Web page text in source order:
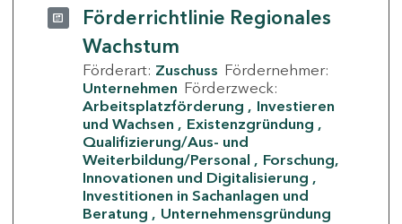
Förderrichtlinie Regionales
Wachstum
Förderart: Zuschuss Fördernehmer:
Unternehmen Förderzweck:
Arbeitsplatzförderung
Investieren
und Wachsen
Existenzgründung
Qualifizierung/Aus- und
Weiterbildung/Personal
Forschung,
Innovationen und Digitalisierung
Investitionen in Sachanlagen und
Beratung
Unternehmensgründung